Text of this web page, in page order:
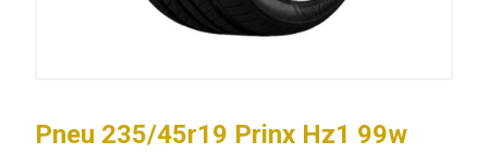
Pneu 235/45r19 Prinx Hz1 99w